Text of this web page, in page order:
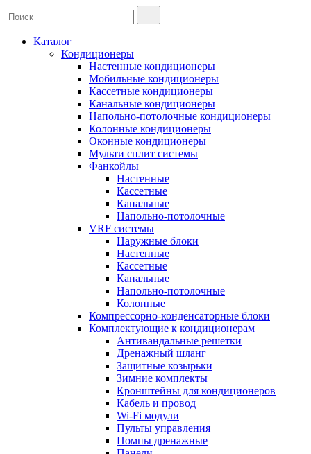
Каталог
Кондиционеры
Настенные кондиционеры
Мобильные кондиционеры
Кассетные кондиционеры
Канальные кондиционеры
Напольно-потолочные кондиционеры
Колонные кондиционеры
Оконные кондиционеры
Мульти сплит системы
Фанкойлы
Настенные
Кассетные
Канальные
Напольно-потолочные
VRF системы
Наружные блоки
Настенные
Кассетные
Канальные
Напольно-потолочные
Колонные
Компрессорно-конденсаторные блоки
Комплектующие к кондиционерам
Антивандальные решетки
Дренажный шланг
Защитные козырьки
Зимние комплекты
Кронштейны для кондиционеров
Кабель и провод
Wi-Fi модули
Пульты управления
Помпы дренажные